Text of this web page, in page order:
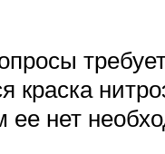
нет